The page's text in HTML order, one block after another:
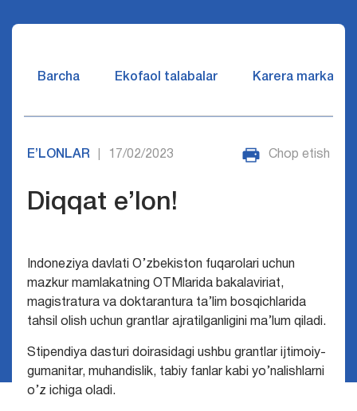
Barcha Ekofaol talabalar Karera markazi
E’LONLAR 17/02/2023 Chop etish
Diqqat e’lon!
Indoneziya davlati O’zbekiston fuqarolari uchun
mazkur mamlakatning OTMlarida bakalaviriat,
magistratura va doktarantura ta’lim bosqichlarida
tahsil olish uchun grantlar ajratilganligini ma’lum qiladi.
Stipendiya dasturi doirasidagi ushbu grantlar ijtimoiy-
gumanitar, muhandislik, tabiy fanlar kabi yo’nalishlarni
o’z ichiga oladi.